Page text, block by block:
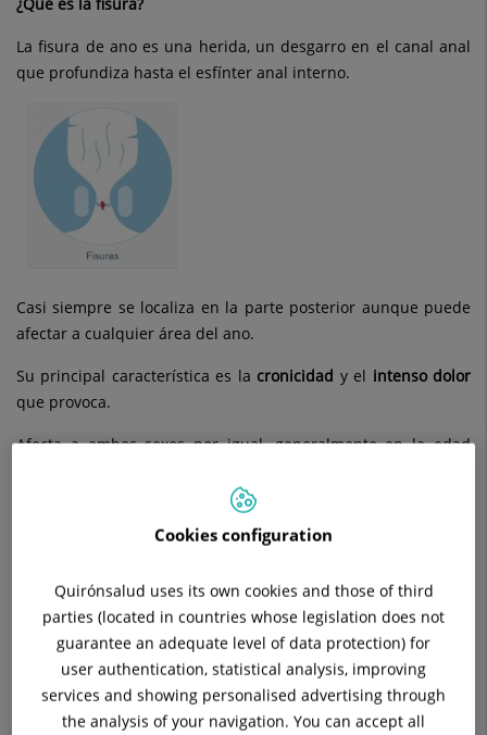
La fisura de ano es una herida, un desgarro en el canal anal
que profundiza hasta el esfínter anal interno.
Casi siempre se localiza en la parte posterior aunque puede
afectar a cualquier área del ano.
Su principal característica es la cronicidad y el intenso dolor
que provoca.
Afecta a ambos sexos por igual, generalmente en la edad
Es mas frecuente en personas con problemas de
pero puede aparecer después de una
¿Por qué salen las fisuras?
Clínica, ¿cómo sé que tengo una fisura?
Cookies configuration
Quirónsalud uses its own cookies and those of third
parties (located in countries whose legislation does not
guarantee an adequate level of data protection) for
user authentication, statistical analysis, improving
services and showing personalised advertising through
the analysis of your navigation. You can accept all